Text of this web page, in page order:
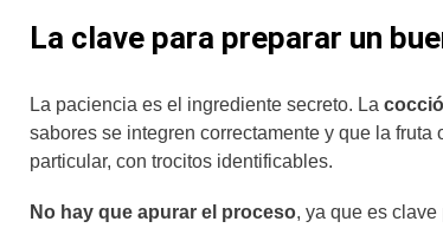
La clave para preparar un
La paciencia es el ingrediente secreto. La
sabores se integren correctamente y que la
particular, con trocitos identificables.
No hay que apurar el proceso, ya que es